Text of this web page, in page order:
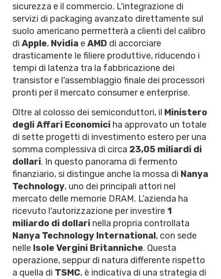
sicurezza e il commercio. L'integrazione di
servizi di packaging avanzato direttamente sul
suolo americano permetterà a clienti del calibro
di Apple, Nvidia e AMD di accorciare
drasticamente le filiere produttive, riducendo i
tempi di latenza tra la fabbricazione dei
transistor e l'assemblaggio finale dei processori
pronti per il mercato consumer e enterprise.
Oltre al colosso dei semiconduttori, il Ministero
degli Affari Economici ha approvato un totale
di sette progetti di investimento estero per una
somma complessiva di circa 23,05 miliardi di
dollari. In questo panorama di fermento
finanziario, si distingue anche la mossa di Nanya
Technology, uno dei principali attori nel
mercato delle memorie DRAM. L'azienda ha
ricevuto l'autorizzazione per investire 1
miliardo di dollari nella propria controllata
Nanya Technology International, con sede
nelle Isole Vergini Britanniche. Questa
operazione, seppur di natura differente rispetto
a quella di TSMC, è indicativa di una strategia di